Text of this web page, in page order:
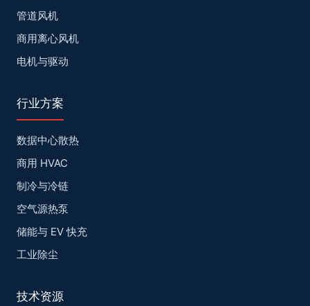
管道风机
商用离心风机
电机与驱动
行业方案
数据中心散热
商用 HVAC
制冷与冷链
空气源热泵
储能与 EV 快充
工业除尘
技术资源